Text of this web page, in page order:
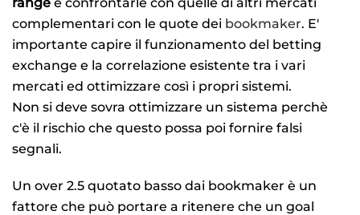
complementari con le quote dei bookmaker. E'
importante capire il funzionamento del betting
exchange e la correlazione esistente tra i vari
mercati ed ottimizzare così i propri sistemi.
Non si deve sovra ottimizzare un sistema perchè
c'è il rischio che questo possa poi fornire falsi
segnali.
Un over 2.5 quotato basso dai bookmaker è un
fattore che può portare a ritenere che un goal